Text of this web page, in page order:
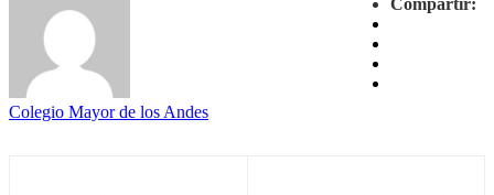
Compartir:
Colegio Mayor de los Andes